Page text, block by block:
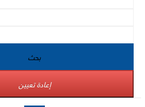
بحث
إعادة تعيين